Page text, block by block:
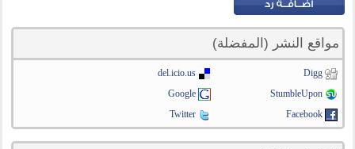
مواقع النشر (المفضلة)
Digg
del.icio.us
StumbleUpon
Google
Facebook
Twitter